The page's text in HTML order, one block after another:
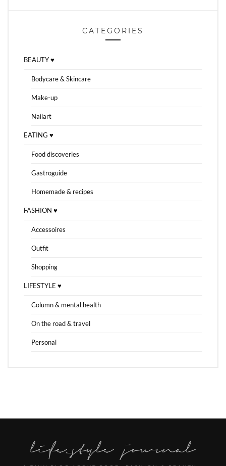
CATEGORIES
BEAUTY ♥
Bodycare & Skincare
Make-up
Nailart
EATING ♥
Food discoveries
Gastroguide
Homemade & recipes
FASHION ♥
Accessoires
Outfit
Shopping
LIFESTYLE ♥
Column & mental health
On the road & travel
Personal